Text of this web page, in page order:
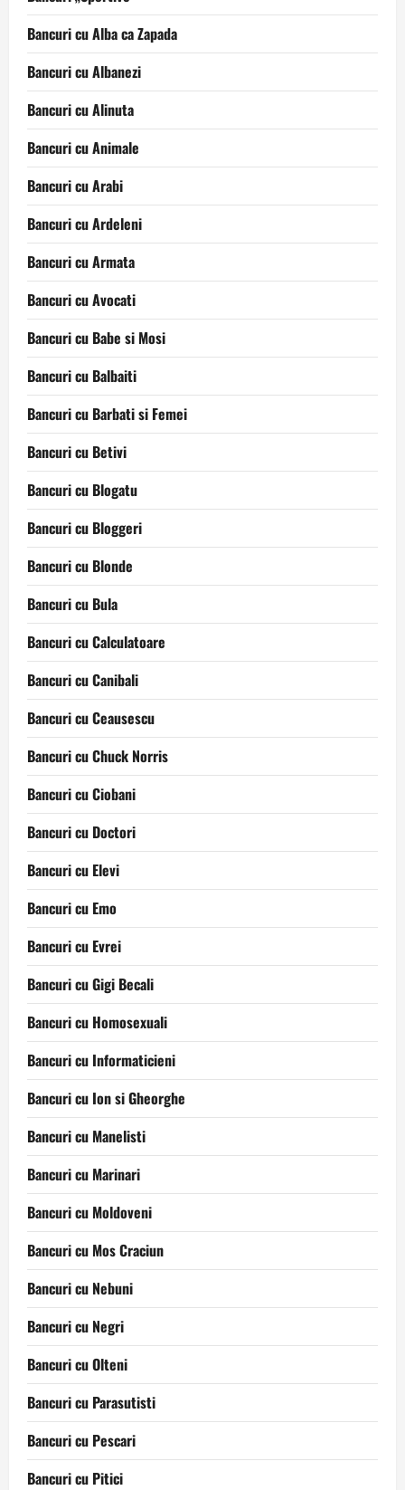
Bancuri cu Alba ca Zapada
Bancuri cu Albanezi
Bancuri cu Alinuta
Bancuri cu Animale
Bancuri cu Arabi
Bancuri cu Ardeleni
Bancuri cu Armata
Bancuri cu Avocati
Bancuri cu Babe si Mosi
Bancuri cu Balbaiti
Bancuri cu Barbati si Femei
Bancuri cu Betivi
Bancuri cu Blogatu
Bancuri cu Bloggeri
Bancuri cu Blonde
Bancuri cu Bula
Bancuri cu Calculatoare
Bancuri cu Canibali
Bancuri cu Ceausescu
Bancuri cu Chuck Norris
Bancuri cu Ciobani
Bancuri cu Doctori
Bancuri cu Elevi
Bancuri cu Emo
Bancuri cu Evrei
Bancuri cu Gigi Becali
Bancuri cu Homosexuali
Bancuri cu Informaticieni
Bancuri cu Ion si Gheorghe
Bancuri cu Manelisti
Bancuri cu Marinari
Bancuri cu Moldoveni
Bancuri cu Mos Craciun
Bancuri cu Nebuni
Bancuri cu Negri
Bancuri cu Olteni
Bancuri cu Parasutisti
Bancuri cu Pescari
Bancuri cu Pitici